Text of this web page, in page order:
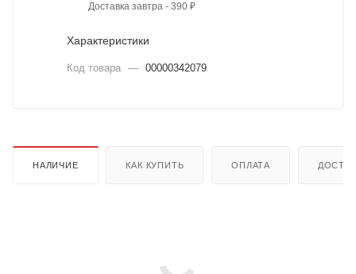
Доставка завтра - 390 ₽
Характеристики
Код товара — 00000342079
НАЛИЧИЕ КАК КУПИТЬ ОПЛАТА